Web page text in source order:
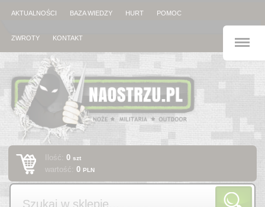
AKTUALNOŚCI BAZA WIEDZY HURT POMOC
ZWROTY KONTAKT
Ilość:0szt
wartość:0PLN
Szukaj